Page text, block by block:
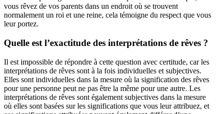
vous rêvez de vos parents dans un endroit où se trouvent
normalement un roi et une reine, cela témoigne du respect que vous
leur portez.
Quelle est l’exactitude des interprétations de rêves ?
Il est impossible de répondre à cette question avec certitude, car les
interprétations de rêves sont à la fois individuelles et subjectives.
Elles sont individuelles dans la mesure où la signification des rêves
pour une personne peut ne pas être la même pour une autre. Les
interprétations de rêves sont également subjectives dans la mesure
où elles sont basées sur les significations que vous leur attribuez, et